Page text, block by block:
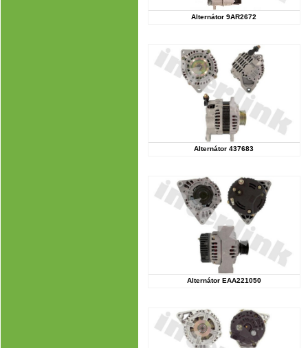
Alternátor 9AR2672
Alternátor 437683
Alternátor EAA221050